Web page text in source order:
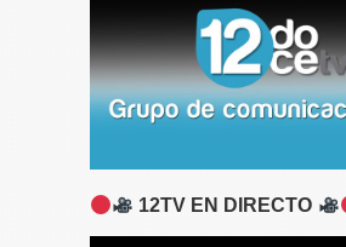
12TV EN DIRECTO